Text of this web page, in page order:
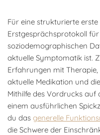
Für eine strukturierte
Erstgesprächsprotokoll
soziodemographischen
aktuelle Symptomatik ist.
Erfahrungen mit
aktuelle Medikation und
Mithilfe des Vordrucks
einem ausführlichen
du das generelle
die Schwere der